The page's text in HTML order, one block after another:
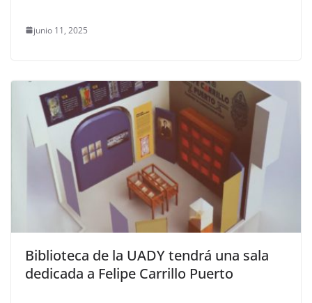
junio 11, 2025
Biblioteca de la UADY tendrá una sala
dedicada a Felipe Carrillo Puerto